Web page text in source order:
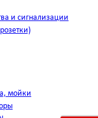
и сигнализации
мойки